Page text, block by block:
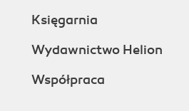
Księgarnia
Wydawnictwo Helion
Współpraca